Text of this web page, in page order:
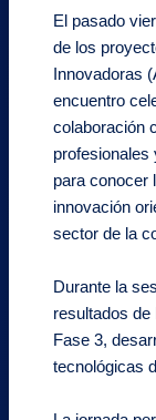
El pasado
de los
Innovadoras
encuentro
colaboración
profesionales
para conocer
innovación
sector de la
Durante la
resultados
Fase 3,
tecnológicas